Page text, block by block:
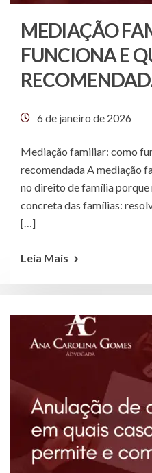
MEDIAÇÃO
FUNCIONA E
6 de janeiro de 2026
Mediação familiar: como
recomendada A mediação
no direito de família porque
concreta das famílias:
[…]
Leia Mais